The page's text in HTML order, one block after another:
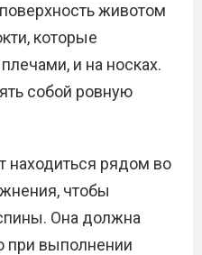
животом
которые
и на носках.
собой ровную
находиться рядом во
чтобы
Она должна
при выполнении